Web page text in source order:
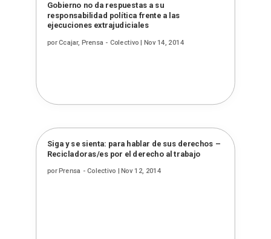
Gobierno no da respuestas a su
responsabilidad política frente a las
ejecuciones extrajudiciales
porCcajar, Prensa - Colectivo | Nov 14, 2014
Siga y se sienta: para hablar de sus derechos –
Recicladoras/es por el derecho al trabajo
por Prensa - Colectivo Nov 12, 2014